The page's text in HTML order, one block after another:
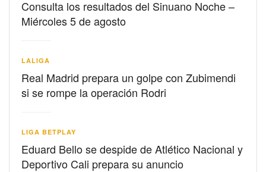
Consulta los resultados del Sinuano Noche –
Miércoles 5 de agosto
LALIGA
Real Madrid prepara un golpe con Zubimendi
si se rompe la operación Rodri
LIGA BETPLAY
Eduard Bello se despide de Atlético Nacional y
Deportivo Cali prepara su anuncio